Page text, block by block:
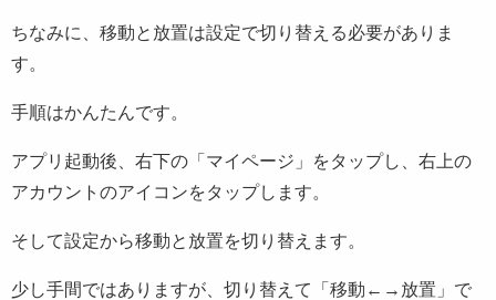
ちなみに、移動と放置は設定で切り替える必要がありま
す。
手順はかんたんです。
アプリ起動後、右下の「マイページ」をタップし、右上の
アカウントのアイコンをタップします。
そして設定から移動と放置を切り替えます。
少し手間ではありますが、切り替えて「移動←→放置」で